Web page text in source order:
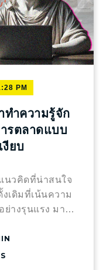
หากคุณรู้วิธีดูแล
ง
เพิ่มประสิทธิภาพ
อย่างไรก็ตาม
มนุษย์ยังคงสำคัญ
สียงของแบรนด์
เทนต์ยุคใหม่ AI
ง่ายและรวดเร็ว
บบก็สามารถ
ระทับใจได้ การ
Engine เป็นสิ่ง
ละ Surfer SEO
Page SEO
เข้าถึงกลุ่มเป้า
Content ด้วย
คือขั้นตอนแรกที่
อกคู่ค้าที่ใช่ หาก
ณาจาก กลุ่มเป้า
ต้อง
องผู้ติดตามกับ
ล์การนำเสนอที่
ะวิธีการสื่อสาร
กษณ์ของแบรนด์
ดเป้าหมาย:
มยอดขาย สร้าง
นเทนต์ เลือก
ของคอนเทนต์:
สด วางแผน
PM
ทำความรู้จัก
รตลาดแบบ
งียบ
แนวคิดที่น่าสนใจ
เดิมที่เน้นความ
ย่างรุนแรง มา
เห็นภาพชัดเจน
? Introvert